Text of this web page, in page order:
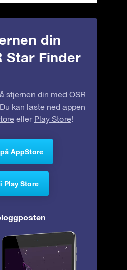
din
Star Finder
stjernen din med OSR
kan laste ned appen
eller Play Store!
AppStore
Play Store